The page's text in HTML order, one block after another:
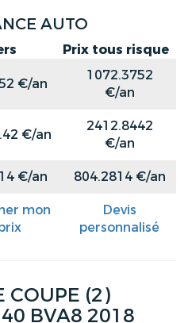
AUTO
Prix tous risque
€/an
1072.3752
€/an
€/an
2412.8442
€/an
€/an 804.2814 €/an
mon
Devis
personnalisé
COUPE (2)
BVA8 2018